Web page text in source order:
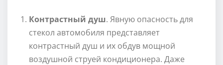
Контрастный душ. Явную опасность для
стекол автомобиля представляет
контрастный душ и их обдув мощной
воздушной струей кондиционера. Даже